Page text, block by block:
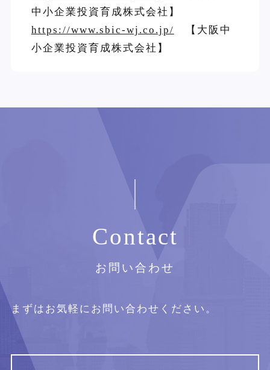
中小企業投資育成株式会社】
https://www.sbic-wj.co.jp/ 【大阪中
小企業投資育成株式会社】
Contact
お問い合わせ
まずはお気軽にお問い合わせください。